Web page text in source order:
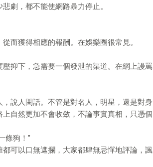
劇，都不能使網路暴力停止。
而獲得相應的報酬。在娛樂圈很常見。
抑下，急需要一個發泄的渠道。在網上謾罵
說人閑話。不管是對名人，明星，還是對身
自然更加不會收斂，不論事實真相，只憑個
條狗！"
可以口無遮攔，大家都肆無忌憚地評論，諷